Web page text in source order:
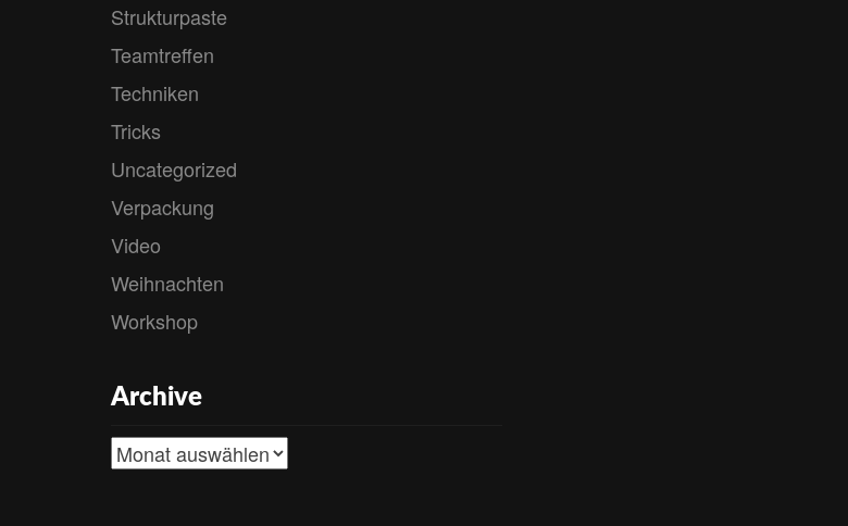
Strukturpaste
Teamtreffen
Techniken
Tricks
Uncategorized
Verpackung
Video
Weihnachten
Workshop
Archive
Archive